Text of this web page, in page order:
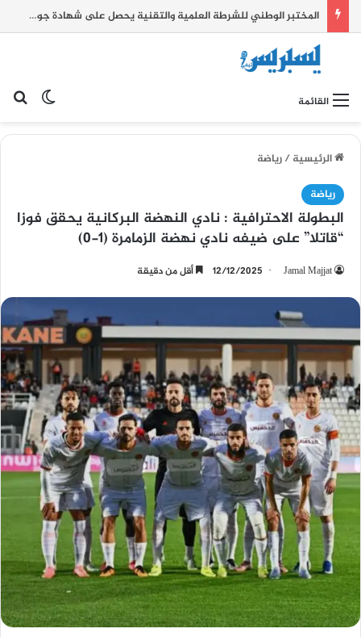
المختبر الوطني للشرطة العلمية والتقنية يحصل على شهادة جودة عالمية
القائمة
الرئيسية/رياضة
رياضة
البطولة الاحترافية : نادي النهضة البركانية يحقق فوزا
“قاتلا” على ضيفه نادي نهضة الزمامرة (1-0)
Jamal Majjat
12/12/2025 أقل من دقيقة